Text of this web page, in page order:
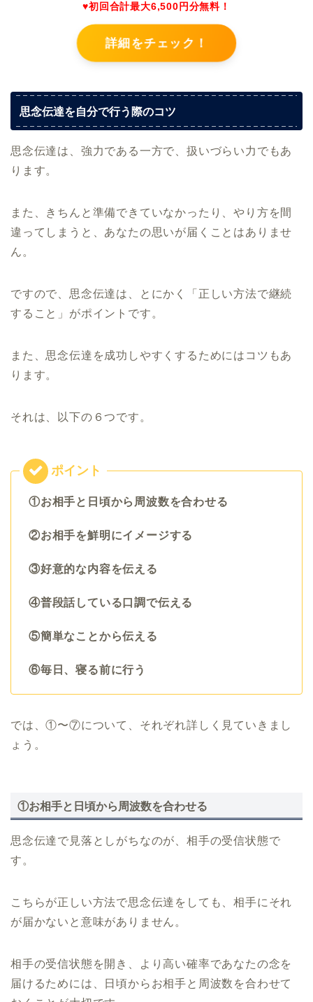
♥初回合計最大6,500円分無料！
詳細をチェック！
思念伝達を自分で行う際のコツ
思念伝達は、強力である一方で、扱いづらい力でもあ
ります。
また、きちんと準備できていなかったり、やり方を間
違ってしまうと、あなたの思いが届くことはありませ
ん。
ですので、思念伝達は、とにかく「正しい方法で継続
すること」がポイントです。
また、思念伝達を成功しやすくするためにはコツもあ
ります。
それは、以下の６つです。
①お相手と日頃から周波数を合わせる
②お相手を鮮明にイメージする
③好意的な内容を伝える
④普段話している口調で伝える
⑤簡単なことから伝える
⑥毎日、寝る前に行う
では、①〜⑦について、それぞれ詳しく見ていきまし
ょう。
①お相手と日頃から周波数を合わせる
思念伝達で見落としがちなのが、相手の受信状態で
す。
こちらが正しい方法で思念伝達をしても、相手にそれ
が届かないと意味がありません。
相手の受信状態を開き、より高い確率であなたの念を
届けるためには、日頃からお相手と周波数を合わせて